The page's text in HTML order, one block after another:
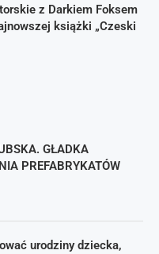
z Darkiem Foksem
książki „Czeski
GŁADKA
PREFABRYKATÓW
urodziny dziecka,